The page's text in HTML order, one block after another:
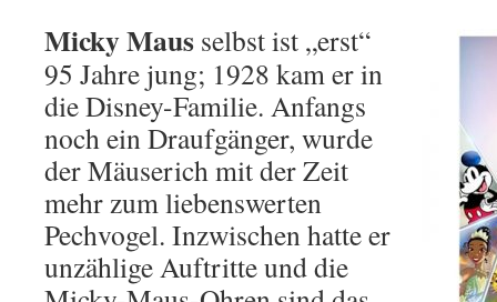
Micky Maus selbst ist „erst“
95 Jahre jung; 1928 kam er in
die Disney-Familie. Anfangs
noch ein Draufgänger, wurde
der Mäuserich mit der Zeit
mehr zum liebenswerten
Pechvogel. Inzwischen hatte er
unzählige Auftritte und die